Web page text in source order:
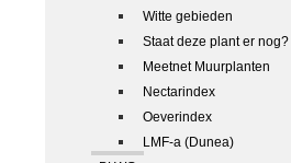
Witte gebieden
Staat deze plant er nog?
Meetnet Muurplanten
Nectarindex
Oeverindex
LMF-a (Dunea)